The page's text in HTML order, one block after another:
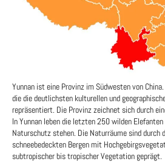
Yunnan ist eine Provinz im Südwesten von
die die deutlichsten kulturellen und
repräsentiert. Die Provinz zeichnet sich durch
In Yunnan leben die letzten 250 wilden
Naturschutz stehen. Die Naturräume sind durch
schneebedeckten Bergen mit
subtropischer bis tropischer Vegetation geprägt.